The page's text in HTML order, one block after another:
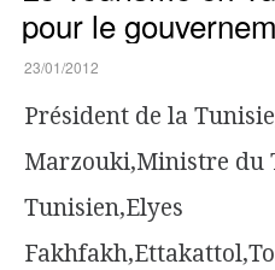
pour le
23/01/2012
Président de la
Marzouki,Ministre du
Tunisien,Elyes